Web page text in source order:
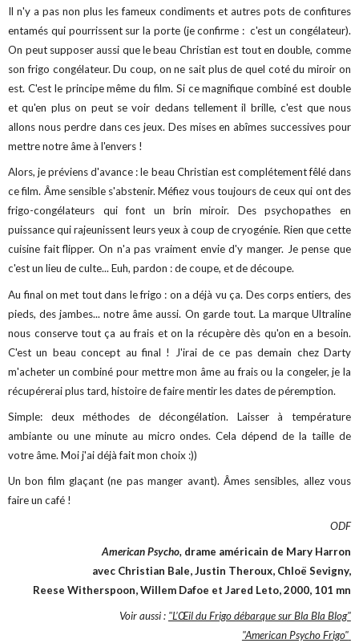
Il n'y a pas non plus les fameux condiments et autres pots de confitures
entamés qui pourrissent sur la porte (je confirme : c'est un congélateur).
On peut supposer aussi que le beau Christian est tout en double, comme
son frigo congélateur. Du coup, on ne sait plus de quel coté du miroir on
est. C'est le principe même du film. Si ce magnifique combiné est double
et qu'en plus on peut se voir dedans tellement il brille, c'est que nous
allons nous perdre dans ces jeux. Des mises en abîmes successives pour
mettre notre âme à l'envers !
Alors, je préviens d'avance : le beau Christian est complétement fêlé dans
ce film. Âme sensible s'abstenir. Méfiez vous toujours de ceux qui ont des
frigo-congélateurs qui font un brin miroir. Des psychopathes en
puissance qui rajeunissent leurs yeux à coup de cryogénie. Rien que cette
cuisine fait flipper. On n'a pas vraiment envie d'y manger. Je pense que
c'est un lieu de culte... Euh, pardon : de coupe, et de découpe.
Au final on met tout dans le frigo : on a déjà vu ça. Des corps entiers, des
pieds, des jambes... notre âme aussi. On garde tout. La marque Ultraline
nous conserve tout ça au frais et on la récupère dès qu'on en a besoin.
C'est un beau concept au final ! J'irai de ce pas demain chez Darty
m'acheter un combiné pour mettre mon âme au frais ou la congeler, je la
récupérerai plus tard, histoire de faire mentir les dates de péremption.
Simple: deux méthodes de décongélation. Laisser à température
ambiante ou une minute au micro ondes. Cela dépend de la taille de
votre âme. Moi j'ai déjà fait mon choix :))
Un bon film glaçant (ne pas manger avant). Âmes sensibles, allez vous
faire un café !
ODF
American Psycho, drame américain de Mary Harron
avec Christian Bale, Justin Theroux, Chloë Sevigny,
Reese Witherspoon, Willem Dafoe et Jared Leto,2000, 101 mn
Voir aussi : "L’‎Œil du Frigo débarque sur Bla Bla Blog"
"American Psycho Frigo"